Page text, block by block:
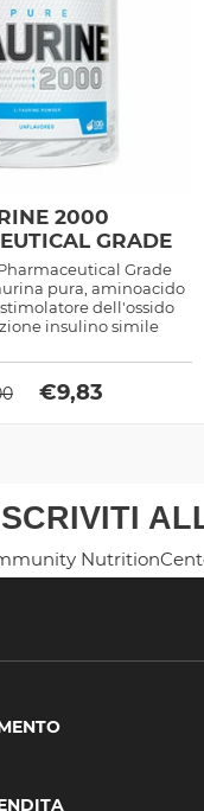
2000
GRADE
200G
Grade
pura, aminoacido
dell'ossido
insulino simile
€9,83